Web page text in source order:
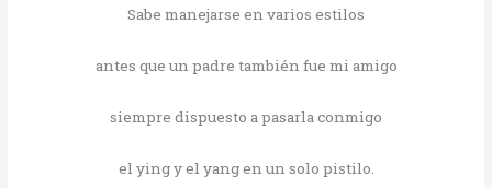
Sabe manejarse en varios estilos
antes que un padre también fue mi amigo
siempre dispuesto a pasarla conmigo
el ying y el yang en un solo pistilo.